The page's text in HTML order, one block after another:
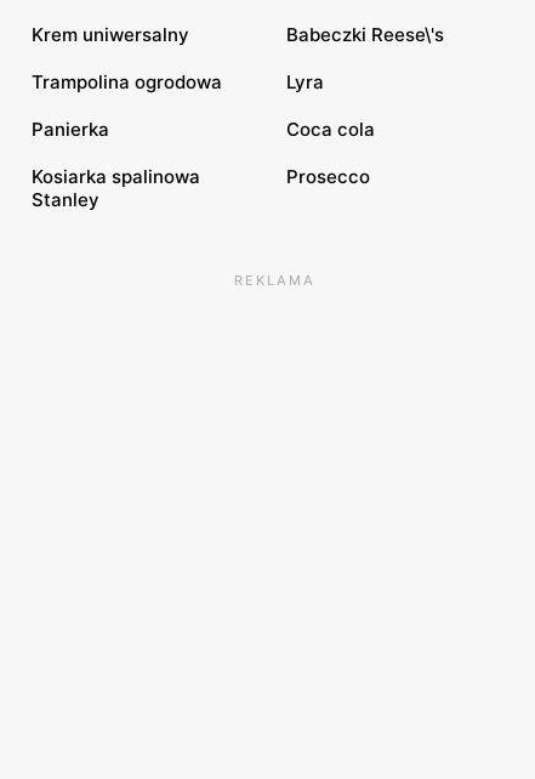
Krem uniwersalny Babeczki Reese\'s
Trampolina ogrodowa Lyra
Panierka Coca cola
Kosiarka spalinowa
Stanley
Prosecco
REKLAMA